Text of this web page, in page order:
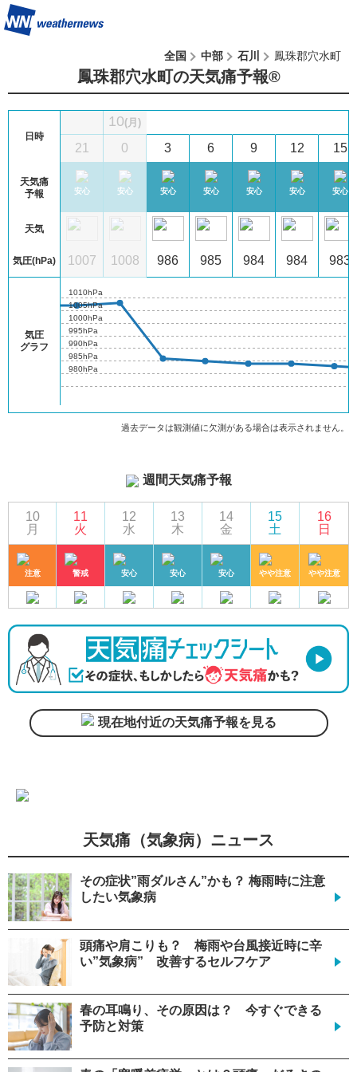
全国 中部 石川 鳳珠郡穴水町
鳳珠郡穴水町の天気痛予報®︎
日時
天気痛
予報
天気
気圧(hPa)
気圧
グラフ
安心
1007
21
安心
1007
10(月)
0
安心
1008
3
安心
986
6
安心
985
9
安心
984
12
安心
984
15
安心
983
980hPa
985hPa
990hPa
995hPa
1000hPa
1005hPa
1010hPa
過去データは観測値に欠測がある場合は表示されません。
週間天気痛予報
10
月
注意
11
火
警戒
12
水
安心
13
木
安心
14
金
安心
15
土
やや注意
16
日
やや注意
現在地付近の天気痛予報を見る
天気痛（気象病）ニュース
その症状”雨ダルさん”かも？ 梅雨時に注意
したい気象病
頭痛や肩こりも？ 梅雨や台風接近時に辛
い”気象病” 改善するセルフケア
春の耳鳴り、その原因は？ 今すぐできる
予防と対策